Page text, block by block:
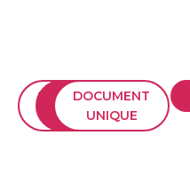
SPÉCIAL
JARDIN
SPÉCIAL
VENDEUR
DOCUMENT
UNIQUE